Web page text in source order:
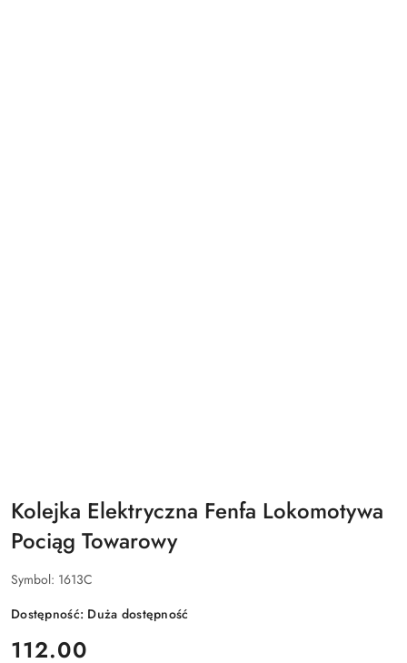
Kolejka Elektryczna Fenfa Lokomotywa
Pociąg Towarowy
Symbol: 1613C
Dostępność: Duża dostępność
cena:
112.00